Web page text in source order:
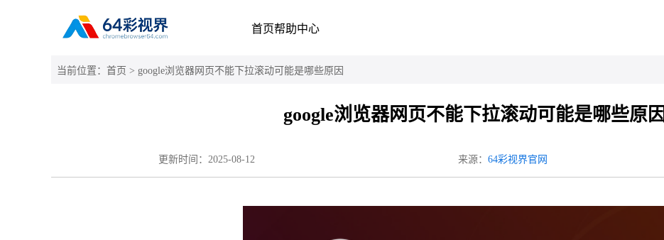
首页帮助中心
当前位置： 首页 > google浏览器网页不能下拉滚动可能是哪些原因
google浏览器网页不能下拉滚动可能是哪些原因
更新时间： 2025-08-12 来源： 64彩视界官网